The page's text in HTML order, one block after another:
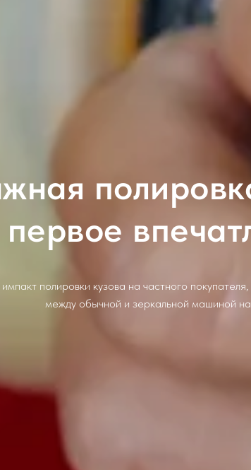
первое
полировки кузова на частного
между обычной и зеркальной машиной